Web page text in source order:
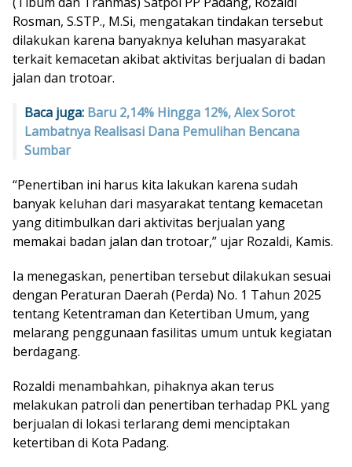
Rosman, S.STP., M.Si, mengatakan tindakan tersebut
dilakukan karena banyaknya keluhan masyarakat
terkait kemacetan akibat aktivitas berjualan di badan
jalan dan trotoar.
Baca juga: Baru 2,14% Hingga 12%, Alex Sorot
Lambatnya Realisasi Dana Pemulihan Bencana
Sumbar
“Penertiban ini harus kita lakukan karena sudah
banyak keluhan dari masyarakat tentang kemacetan
yang ditimbulkan dari aktivitas berjualan yang
memakai badan jalan dan trotoar,” ujar Rozaldi, Kamis.
Ia menegaskan, penertiban tersebut dilakukan sesuai
dengan Peraturan Daerah (Perda) No. 1 Tahun 2025
tentang Ketentraman dan Ketertiban Umum, yang
melarang penggunaan fasilitas umum untuk kegiatan
berdagang.
Rozaldi menambahkan, pihaknya akan terus
melakukan patroli dan penertiban terhadap PKL yang
berjualan di lokasi terlarang demi menciptakan
ketertiban di Kota Padang.